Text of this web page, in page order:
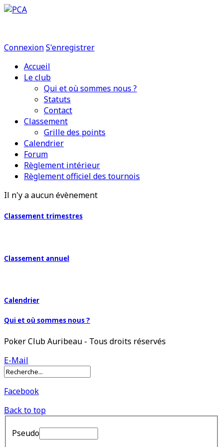
ConnexionS'enregistrer
Accueil
Le club
Qui et où sommes nous ?
Statuts
Contact
Classement
Grille des points
Calendrier
Forum
Règlement intérieur
Règlement officiel des tournois
Il n'y a aucun évènement
Classement trimestres
Classement annuel
Calendrier
Qui et où sommes nous ?
Poker Club Auribeau - Tous droits réservés
E-Mail
Facebook
Back to top
Pseudo